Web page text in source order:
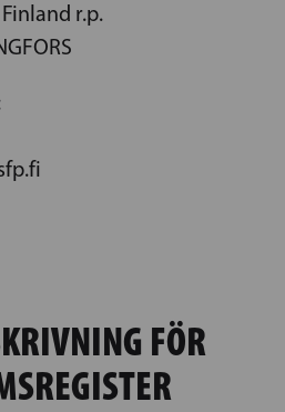
r.p.
FÖR